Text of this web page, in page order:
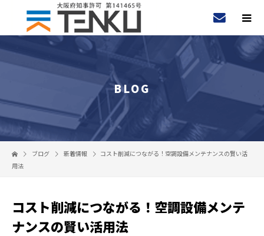
BLOG
ブログ 新着情報
コスト削減につながる！空調設備メンテナンスの賢い活
用法
コスト削減につながる！空調設備メンテ
ナンスの賢い活用法